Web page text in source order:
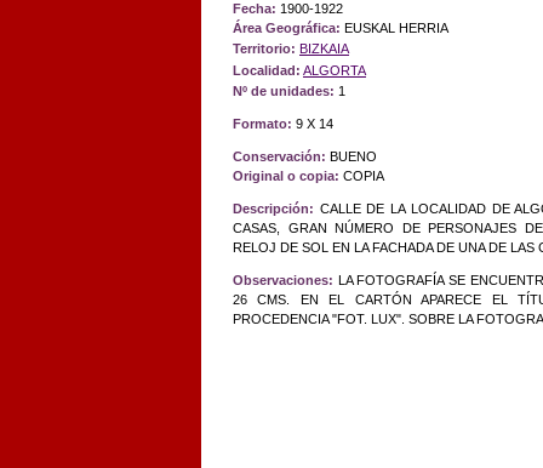
Fecha: 1900-1922
Área Geográfica: EUSKAL HERRIA
Territorio: BIZKAIA
Localidad: ALGORTA
Nº de unidades: 1
Formato: 9 X 14
Conservación: BUENO
Original o copia: COPIA
Descripción: CALLE DE LA LOCALIDAD DE
CASAS, GRAN NÚMERO DE PERSONAJES
RELOJ DE SOL EN LA FACHADA DE UNA DE LAS
Observaciones: LA FOTOGRAFÍA SE
26 CMS. EN EL CARTÓN APARECE EL
PROCEDENCIA "FOT. LUX". SOBRE LA